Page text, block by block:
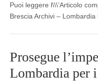
Puoi leggere l\\\’Articolo
Brescia Archivi – Lombardia
Prosegue
Lombardia per